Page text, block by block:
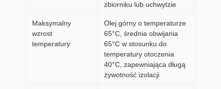
zbiorniku lub uchwytzie
Maksymalny
wzrost
temperatury
Olej górny o temperaturze
65°C, średnia obwijania
65°C w stosunku do
temperatury otoczenia
40°C, zapewniająca długą
żywotność izolacji